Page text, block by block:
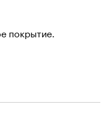
покрытие.